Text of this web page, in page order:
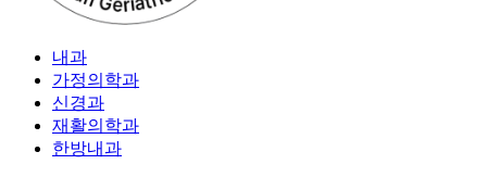
내과
가정의학과
신경과
재활의학과
한방내과